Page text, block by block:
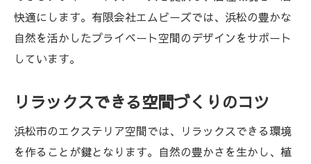
快適にします。有限会社エムビーズでは、浜松の豊かな
自然を活かしたプライベート空間のデザインをサポート
しています。
リラックスできる空間づくりのコツ
浜松市のエクステリア空間では、リラックスできる環境
を作ることが鍵となります。自然の豊かさを生かし、植